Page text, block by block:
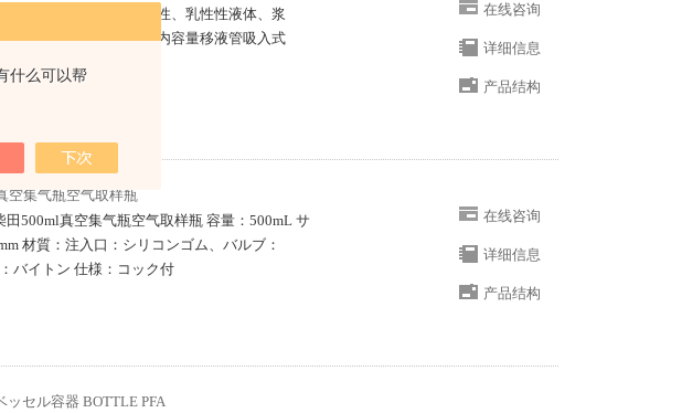
什么可以帮
液管（精密吸收粘稠、油性、乳性性液体、浆
包检合格≧95%）高精度内容量移液管吸入式
在线咨询
详细信息
产品结构
空集气瓶空气取样瓶
田500ml真空集气瓶空气取样瓶 容量：500mL サ
材質：注入口：シリコンゴム、バルブ：
バイトン 仕様：コック付
在线咨询
详细信息
产品结构
ッセル容器 BOTTLE PFA